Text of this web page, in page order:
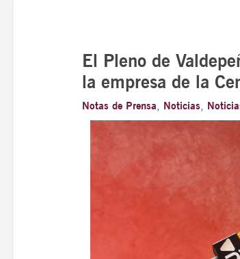
El Pleno de
la empresa de la
Notas de Prensa, Noticias,